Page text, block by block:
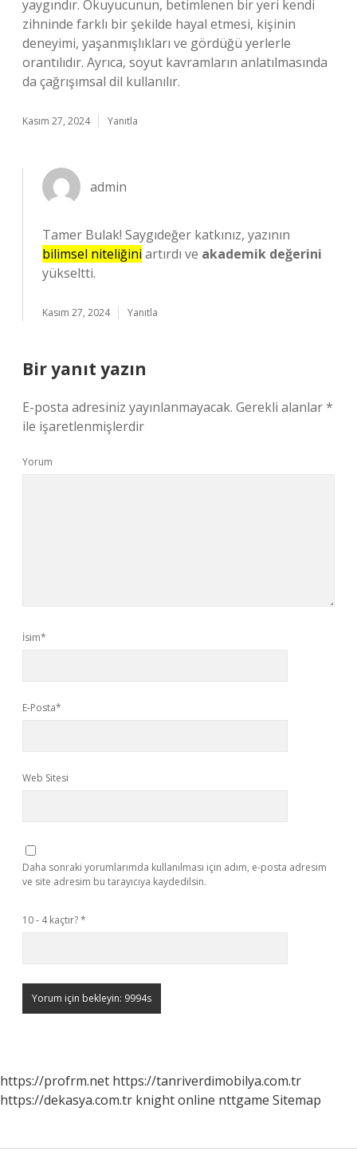
yaygındır. Okuyucunun, betimlenen bir yeri kendi
zihninde farklı bir şekilde hayal etmesi, kişinin
deneyimi, yaşanmışlıkları ve gördüğü yerlerle
orantılıdır. Ayrıca, soyut kavramların anlatılmasında
da çağrışımsal dil kullanılır.
Kasım 27, 2024 Yanıtla
admin
Tamer Bulak! Saygıdeğer katkınız, yazının
bilimsel niteliğini artırdı ve akademik değerini
yükseltti.
Kasım 27, 2024 Yanıtla
Bir yanıt yazın
E-posta adresiniz yayınlanmayacak. Gerekli alanlar*
ile işaretlenmişlerdir
Yorum
İsim*
E-Posta*
Web Sitesi
Daha sonraki yorumlarımda kullanılması için adım, e-posta adresim
ve site adresim bu tarayıcıya kaydedilsin.
10 - 4 kaçtır?*
https://profrm.net https://tanriverdimobilya.com.tr
https://dekasya.com.tr knight online nttgame Sitemap